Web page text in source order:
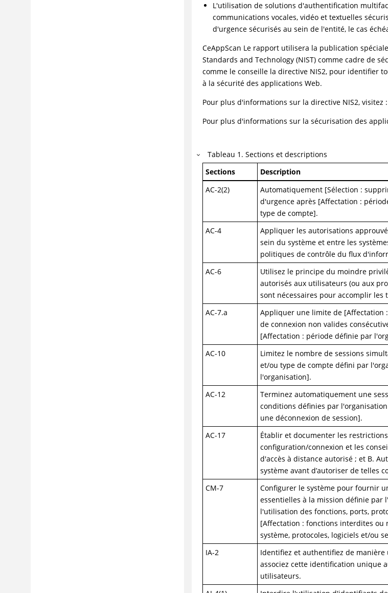
L'utilisation de solutions d'authentification
communications vocales, vidéo et textuelles
d'urgence sécurisés au sein de l'entité, le cas
CeAppScan Le rapport utilisera la publication
Standards and Technology (NIST) comme cadre de
comme le conseille la directive NIS2, pour identifier
à la sécurité des applications Web.
Pour plus d'informations sur la directive NIS2, visitez :
Pour plus d'informations sur la sécurisation des
Tableau 1 .Sections et descriptions
Sections
Description
AC-2(2)
Automatiquement [Sélection :
d'urgence après [Affectation :
type de compte].
AC-4
Appliquer les autorisations
sein du système et entre les
politiques de contrôle du flux
AC-6
Utilisez le principe du moindre
autorisés aux utilisateurs (ou aux
sont nécessaires pour accomplir les
AC-7.a
Appliquer une limite de [Affectation
de connexion non valides
[Affectation : période définie par
AC-10
Limitez le nombre de sessions
et/ou type de compte défini par
l'organisation].
AC-12
Terminez automatiquement une
conditions définies par
une déconnexion de session].
AC-17
Établir et documenter les
configuration/connexion et les
d'accès à distance autorisé ; et B.
système avant d’autoriser de telles
CM-7
Configurer le système pour fournir
essentielles à la mission définie
l'utilisation des fonctions, ports,
[Affectation : fonctions interdites ou
système, protocoles, logiciels et/ou
IA-2
Identifiez et authentifiez de
associez cette identification unique
utilisateurs.